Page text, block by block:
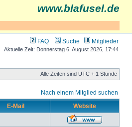
www.blafusel.de
FAQ Suche Mitglieder
Aktuelle Zeit: Donnerstag 6. August 2026, 17:44
Alle Zeiten sind UTC + 1 Stunde
Nach einem Mitglied suchen
E-Mail Website